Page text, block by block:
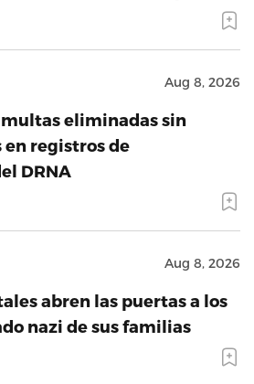
Aug 8, 2026
eliminadas sin
registros de
DRNA
Aug 8, 2026
abren las puertas a los
nazi de sus familias